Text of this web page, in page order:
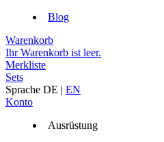
Blog
Warenkorb
Ihr Warenkorb ist leer.
Merkliste
Sets
Sprache DE | EN
Konto
Ausrüstung